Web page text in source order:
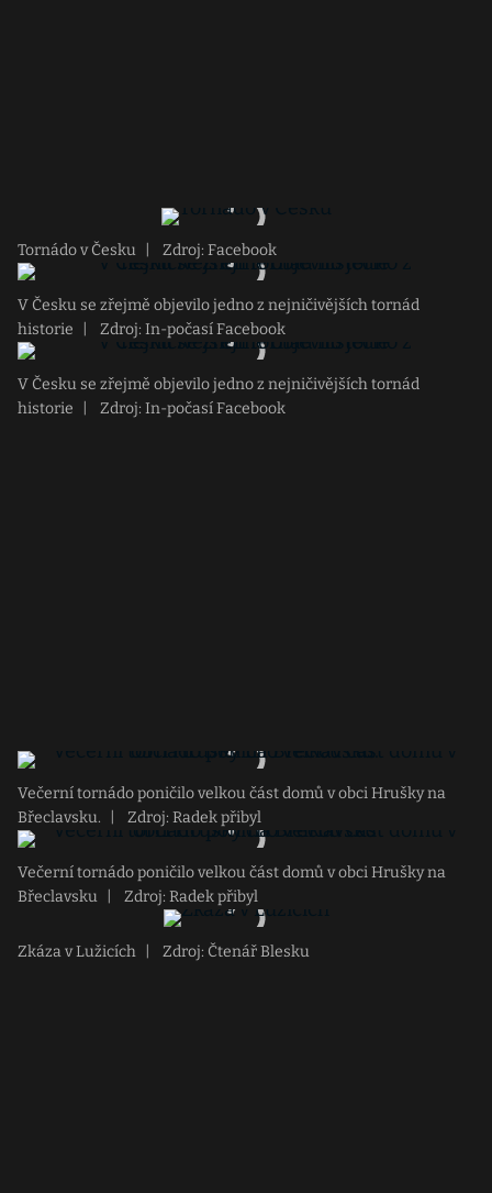
Tornádo v Česku Zdroj: Facebook
V Česku se zřejmě objevilo jedno z nejničivějších tornád
historie
Zdroj: In-počasí Facebook
V Česku se zřejmě objevilo jedno z nejničivějších tornád
historie
Zdroj: In-počasí Facebook
Večerní tornádo poničilo velkou část domů v obci Hrušky na
Břeclavsku.
Zdroj: Radek přibyl
Večerní tornádo poničilo velkou část domů v obci Hrušky na
Břeclavsku
Zdroj: Radek přibyl
Zkáza v Lužicích Zdroj: Čtenář Blesku